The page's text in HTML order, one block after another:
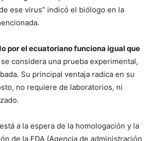
ese virus” indicó el biólogo en la
por el ecuatoriano funciona igual que
considera una prueba experimental,
Su principal ventaja radica en su
no requiere de laboratorios, ni
a la espera de la homologación y la
de la FDA (Agencia de administración